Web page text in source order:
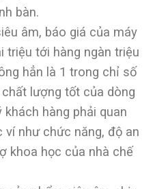
bàn.
âm, báo giá của máy
triệu tới hàng ngàn triệu
hẳn là 1 trong chỉ số
lượng tốt của dòng
hàng phải quan
như chức năng, độ an
khoa học của nhà chế